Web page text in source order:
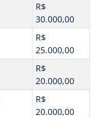
R$
30.000,00
R$
25.000,00
R$
20.000,00
R$
20.000,00